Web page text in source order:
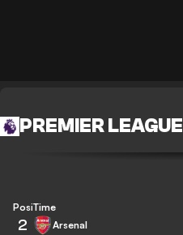
PREMIER LEAGUE
Posição
Time
2 Arsenal